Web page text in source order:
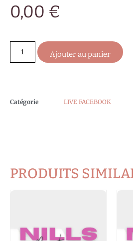
0,00 €
Ajouter au panier
Catégorie LIVE FACEBOOK
PRODUITS